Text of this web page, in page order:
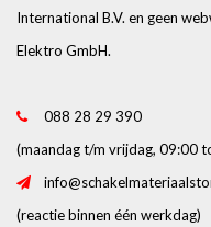
International B.V. en geen
Elektro GmbH.
088 28 29 390
(maandag t/m vrijdag, 09:00
(reactie binnen één werkdag)